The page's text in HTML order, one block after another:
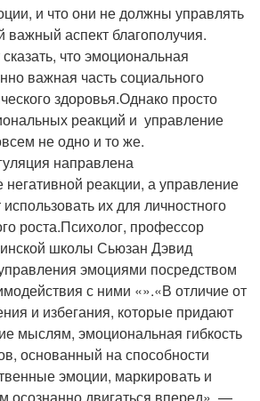
и что они не должны управлять
аспект благополучия.
что эмоциональная
важная часть социального
здоровья.Однако просто
реакций и управление
не одно и то же.
направлена
реакции, а управление
их для личностного
роста.Психолог, профессор
школы Сьюзан Дэвид
эмоциями посредством
с ними «».«В отличие от
и избегания, которые придают
мыслям, эмоциональная гибкость
основанный на способности
эмоции, маркировать и